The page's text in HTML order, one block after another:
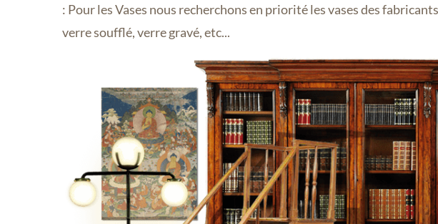
: Pour les Vases nous recherchons en priorité les vases des
verre soufflé, verre gravé, etc...